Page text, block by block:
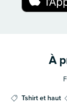
À
Tshirt et haut